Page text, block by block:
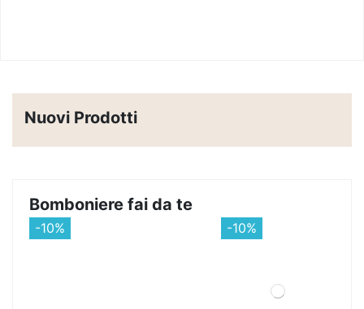
Nuovi Prodotti
Bomboniere fai da te
-10% -10%